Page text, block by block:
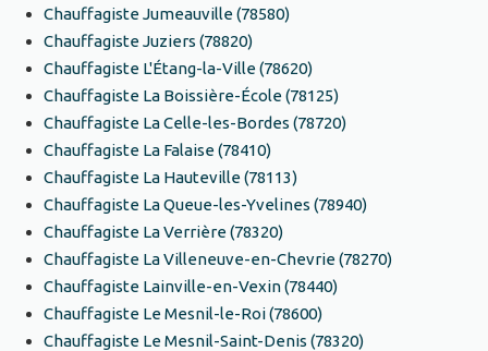
Chauffagiste Jumeauville (78580)
Chauffagiste Juziers (78820)
Chauffagiste L'Étang-la-Ville (78620)
Chauffagiste La Boissière-École (78125)
Chauffagiste La Celle-les-Bordes (78720)
Chauffagiste La Falaise (78410)
Chauffagiste La Hauteville (78113)
Chauffagiste La Queue-les-Yvelines (78940)
Chauffagiste La Verrière (78320)
Chauffagiste La Villeneuve-en-Chevrie (78270)
Chauffagiste Lainville-en-Vexin (78440)
Chauffagiste Le Mesnil-le-Roi (78600)
Chauffagiste Le Mesnil-Saint-Denis (78320)